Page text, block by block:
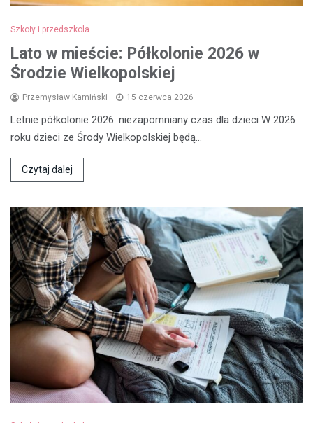
Szkoły i przedszkola
Lato w mieście: Półkolonie 2026 w
Środzie Wielkopolskiej
Przemysław Kamiński 15 czerwca 2026
Letnie półkolonie 2026: niezapomniany czas dla dzieci W 2026
roku dzieci ze Środy Wielkopolskiej będą…
Czytaj dalej